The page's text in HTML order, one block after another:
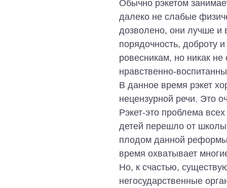
Обычно рэкетом
далеко не слабые
дозволено, они лучше
порядочность, доброту
ровесникам, но никак
нравственно-
В данное время рэкет
нецензурной речи. Это
Рэкет-это проблема
детей перешло от
плодом данной реформы
время охватывает
Но, к счастью,
негосударственные